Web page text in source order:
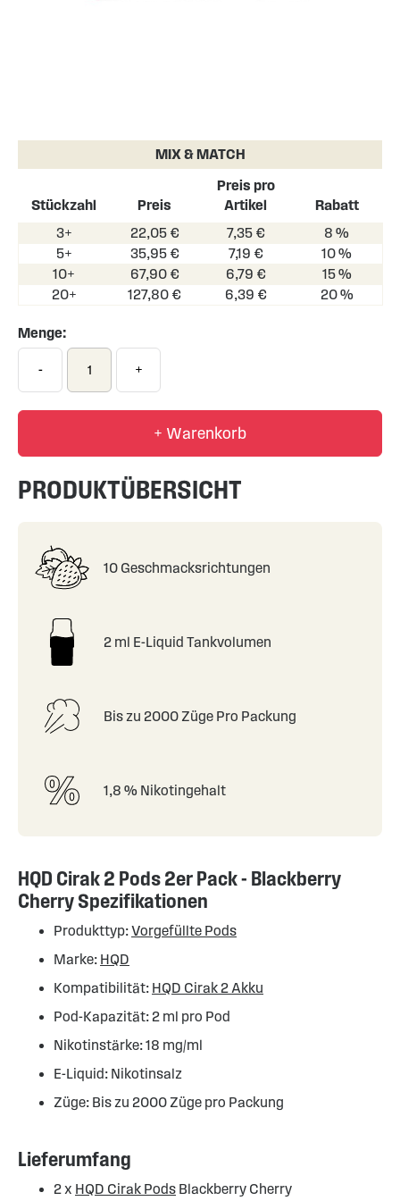
the
the
gallery
MIX & MATCH
Stückzahl Preis
Preis pro
Artikel
Rabatt
3+
22,05 € 7,35 €
8 %
5+
35,95 € 7,19 €
10 %
10+
67,90 € 6,79 €
15 %
20+
127,80 € 6,39 € 20 %
Menge:
- +
+ Warenkorb
PRODUKTÜBERSICHT
10 Geschmacksrichtungen
2 ml E-Liquid Tankvolumen
Bis zu 2000 Züge Pro Packung
1,8 % Nikotingehalt
HQD Cirak 2 Pods 2er Pack - Blackberry
Cherry Spezifikationen
Produkttyp:Vorgefüllte Pods
Marke: HQD
Kompatibilität: HQD Cirak 2 Akku
Pod-Kapazität: 2 ml pro Pod
Nikotinstärke: 18 mg/ml
E-Liquid: Nikotinsalz
Züge: Bis zu 2000 Züge pro Packung
Lieferumfang
2 x HQD Cirak Pods Blackberry Cherry